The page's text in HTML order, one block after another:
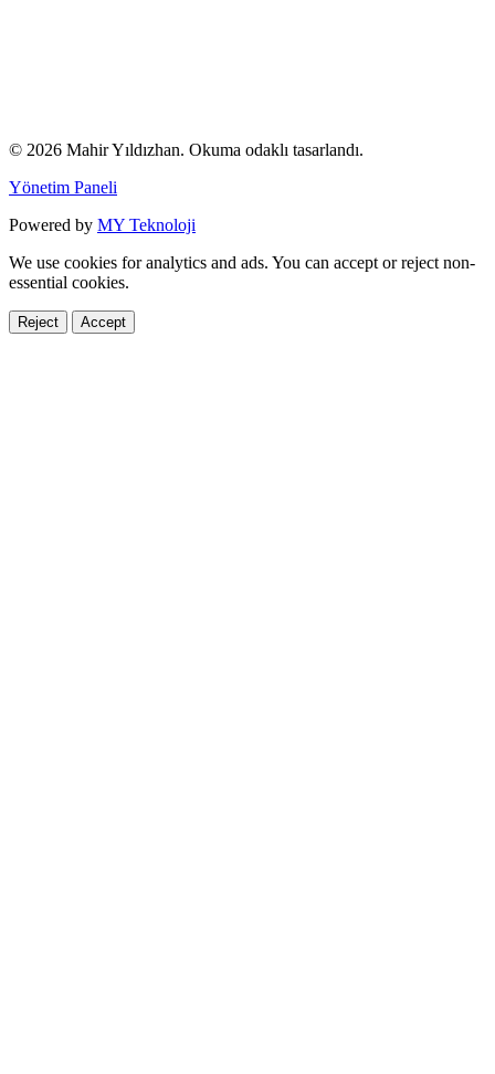
© 2026 Mahir Yıldızhan. Okuma odaklı tasarlandı.
Yönetim Paneli
Powered by MY Teknoloji
We use cookies for analytics and ads. You can accept or reject non-
essential cookies.
Reject Accept